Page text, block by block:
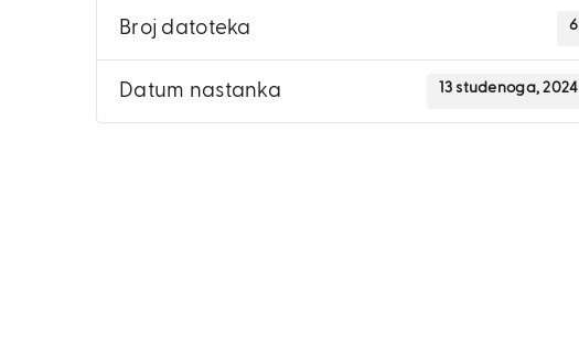
Broj datoteka 6
Datum nastanka 13 studenoga, 2024